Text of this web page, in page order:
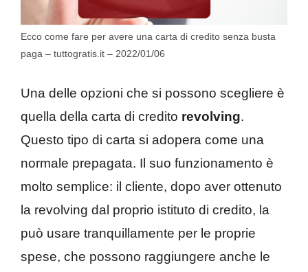
Ecco come fare per avere una carta di credito senza busta
paga – tuttogratis.it – 2022/01/06
Una delle opzioni che si possono scegliere è
quella della carta di credito revolving.
Questo tipo di carta si adopera come una
normale prepagata. Il suo funzionamento è
molto semplice: il cliente, dopo aver ottenuto
la revolving dal proprio istituto di credito, la
può usare tranquillamente per le proprie
spese, che possono raggiungere anche le